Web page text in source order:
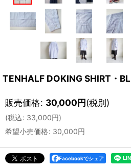
TENHALF DOKING SHIRT・
販売価格: 30,000円(税別)
(税込: 33,000円)
希望小売価格: 30,000円
Facebookでシェア